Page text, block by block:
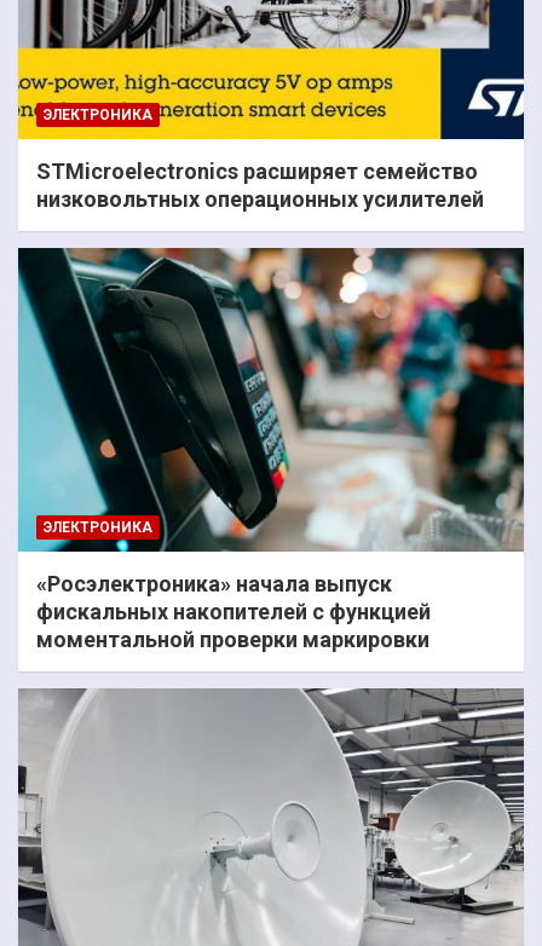
ЭЛЕКТРОНИКА
STMicroelectronics расширяет семейство
низковольтных операционных усилителей
ЭЛЕКТРОНИКА
«Росэлектроника» начала выпуск
фискальных накопителей с функцией
моментальной проверки маркировки